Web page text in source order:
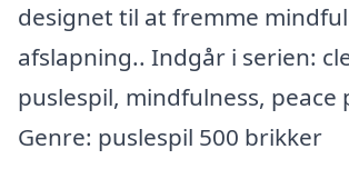
designet til at fremme
afslapning.. Indgår i serien:
puslespil, mindfulness, peace
Genre: puslespil 500 brikker